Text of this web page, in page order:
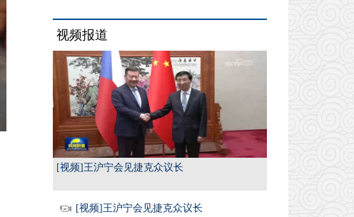
视频报道
[视频]王沪宁会见捷克众议长
[视频]王沪宁会见捷克众议长